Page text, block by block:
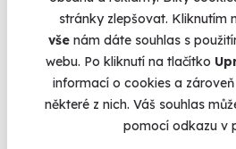
stránky zlepšovat. Kliknutím
vše nám dáte souhlas s
webu. Po kliknutí na tlačítko
informací o cookies a
některé z nich. Váš souhlas
pomocí odkazu v
Škola smyku v Mostě
Naučte se řídit bezpečně.